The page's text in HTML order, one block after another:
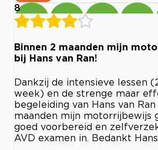
8
Binnen 2 maanden mijn
bij Hans van Ran!
Dankzij de intensieve lessen
week) en de strenge maar
begeleiding van Hans van
maanden mijn motorrijbewijs
goed voorbereid en
AVD examen in. Bedankt